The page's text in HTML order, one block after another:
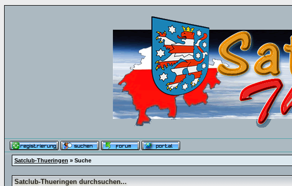
Satclub-Thueringen » Suche
Satclub-Thueringen durchsuchen...